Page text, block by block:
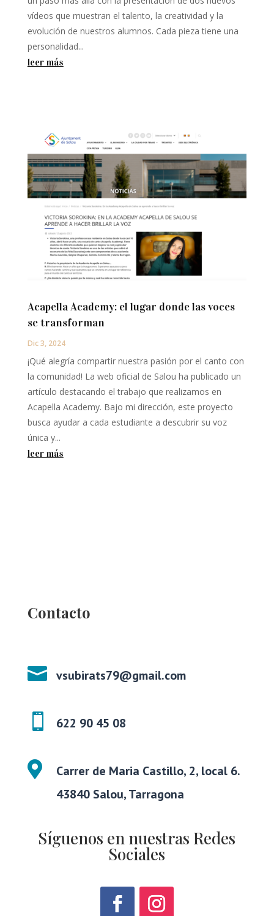
vídeos que muestran el talento, la creatividad y la
evolución de nuestros alumnos. Cada pieza tiene una
personalidad...
leer más
Acapella Academy: el lugar donde las voces
se transforman
Dic 3, 2024
¡Qué alegría compartir nuestra pasión por el canto con
la comunidad! La web oficial de Salou ha publicado un
artículo destacando el trabajo que realizamos en
Acapella Academy. Bajo mi dirección, este proyecto
busca ayudar a cada estudiante a descubrir su voz
única y...
leer más
Contacto
 vsubirats79@gmail.com
 622 90 45 08

Carrer de Maria Castillo, 2, local 6.
43840 Salou, Tarragona
Síguenos en nuestras Redes
Sociales